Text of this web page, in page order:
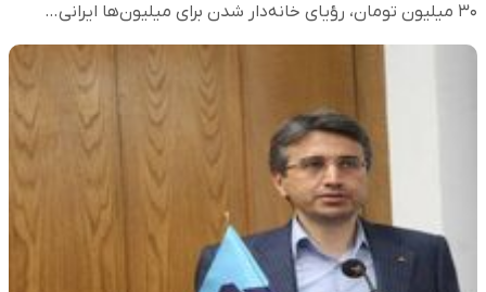
۳۰ میلیون تومان، رؤیای خانه‌دار شدن برای میلیون‌ها ایرانی…